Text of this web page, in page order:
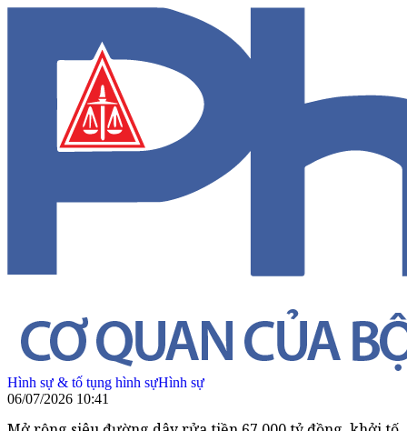
Hình sự & tố tụng hình sựHình sự
06/07/2026 10:41